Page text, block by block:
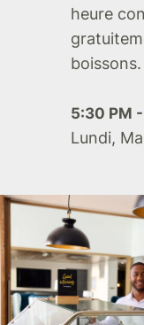
heure
boissons.
5:30 PM
Lundi,